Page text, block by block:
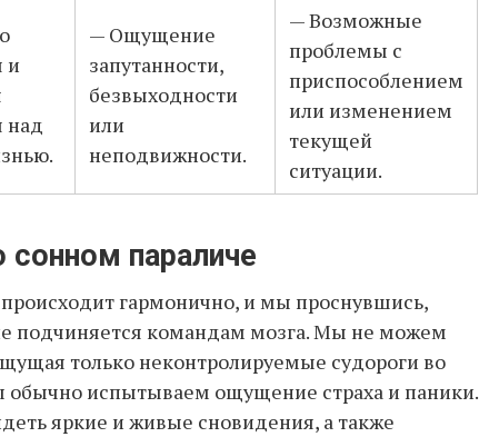
и
над
— Ощущение
запутанности,
безвыходности
или
неподвижности.
— Возможные
проблемы с
приспособлением
или изменением
текущей
ситуации.
параличе
гармонично, и мы проснувшись,
подчиняется командам мозга. Мы не можем
только неконтролируемые судороги во
испытываем ощущение страха и паники.
яркие и живые сновидения, а также